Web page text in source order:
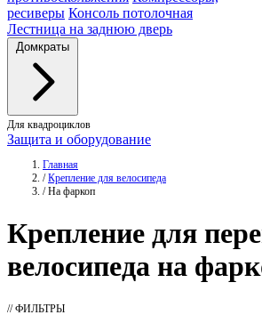
ресиверы Консоль потолочная
Лестница на заднюю дверь
Домкраты
Для квадроциклов
Защита и оборудование
Главная
/ Крепление для велосипеда
/ На фаркоп
Крепление для
велосипеда на
// ФИЛЬТРЫ